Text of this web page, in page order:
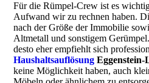
Für die Rümpel-Crew ist es
Aufwand wir zu rechnen haben.
nach der Größe der Immobilie
Altmetall und sonstigem
desto eher empfiehlt sich
Haushaltsauflösung Eggenstein-
keine Möglichkeit haben, auch